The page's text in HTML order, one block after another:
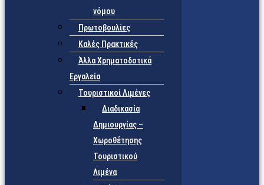
νόμου
Πρωτοβουλίες
Καλές Πρακτικές
Άλλα Χρηματοδοτικά
Εργαλεία
Τουριστικοί Λιμένες
Διαδικασία
Δημιουργίας –
Χωροθέτησης
Τουριστικού
Λιμένα